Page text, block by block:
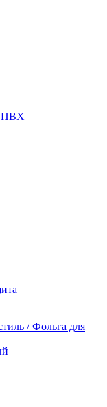
ПВХ
/ Фольга для